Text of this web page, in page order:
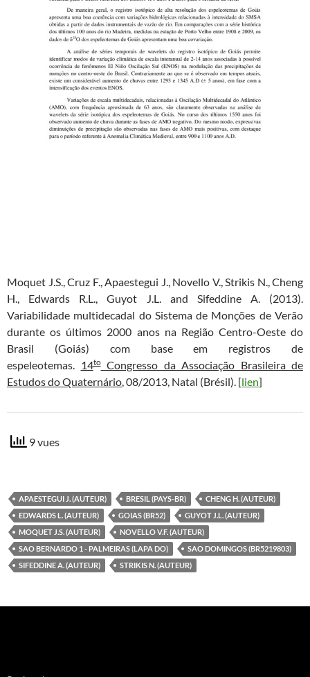
Moquet J.S., Cruz F., Apaestegui J., Novello V., Strikis N., Cheng
H., Edwards R.L., Guyot J.L. and Sifeddine A. (2013).
Variabilidade multidecadal do Sistema de Monções de Verão
durante os últimos 2000 anos na Região Centro-Oeste do
Brasil (Goiás) com base em registros de
espeleotemas. 14toCongresso da Associação Brasileira de
Estudos do Quaternário, 08/2013, Natal (Brésil). [lien]
9 vues
APAESTEGUI J. (AUTEUR) BRESIL (PAYS-BR)
CHENG H. (AUTEUR)
EDWARDS L. (AUTEUR)
GOIAS (BR52)
GUYOT J.L. (AUTEUR)
MOQUET J.S. (AUTEUR)
NOVELLO V.F. (AUTEUR)
SAO BERNARDO 1 - PALMEIRAS (LAPA DO)
SAO DOMINGOS (BR5219803)
SIFEDDINE A. (AUTEUR)
STRIKIS N. (AUTEUR)